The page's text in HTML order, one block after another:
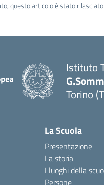
questo articolo è stato
Istituto
Torino
La Scuola
Presentazione
La storia
I luoghi della
Persone